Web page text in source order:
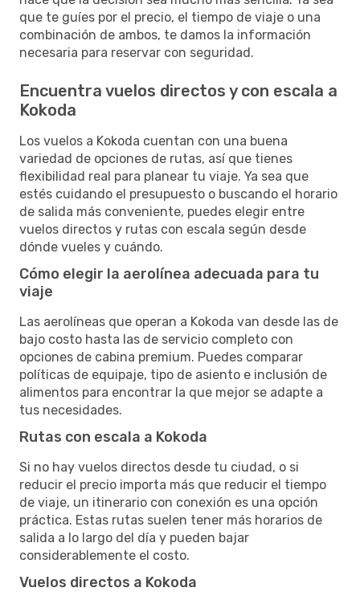
que te guíes por el precio, el tiempo de viaje o una
combinación de ambos, te damos la información
necesaria para reservar con seguridad.
Encuentra vuelos directos y con escala a
Kokoda
Los vuelos a Kokoda cuentan con una buena
variedad de opciones de rutas, así que tienes
flexibilidad real para planear tu viaje. Ya sea que
estés cuidando el presupuesto o buscando el horario
de salida más conveniente, puedes elegir entre
vuelos directos y rutas con escala según desde
dónde vueles y cuándo.
Cómo elegir la aerolínea adecuada para tu
viaje
Las aerolíneas que operan a Kokoda van desde las de
bajo costo hasta las de servicio completo con
opciones de cabina premium. Puedes comparar
políticas de equipaje, tipo de asiento e inclusión de
alimentos para encontrar la que mejor se adapte a
tus necesidades.
Rutas con escala a Kokoda
Si no hay vuelos directos desde tu ciudad, o si
reducir el precio importa más que reducir el tiempo
de viaje, un itinerario con conexión es una opción
práctica. Estas rutas suelen tener más horarios de
salida a lo largo del día y pueden bajar
considerablemente el costo.
Vuelos directos a Kokoda